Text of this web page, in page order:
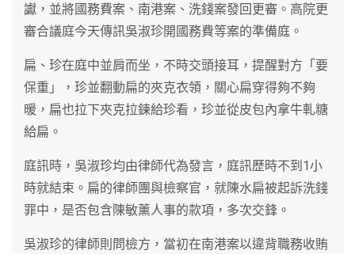
讞，並將國務費案、南港案、洗錢案發回更審。高院更
審合議庭今天傳訊吳淑珍開國務費等案的準備庭。
扁、珍在庭中並肩而坐，不時交頭接耳，提醒對方「要
保重」，珍並翻動扁的夾克衣領，關心扁穿得夠不夠
暖，扁也拉下夾克拉鍊給珍看，珍並從皮包內拿牛軋糖
給扁。
庭訊時，吳淑珍均由律師代為發言，庭訊歷時不到1小
時就結束。扁的律師團與檢察官，就陳水扁被起訴洗錢
罪中，是否包含陳敏薰人事的款項，多次交鋒。
吳淑珍的律師則問檢方，當初在南港案以違背職務收賄